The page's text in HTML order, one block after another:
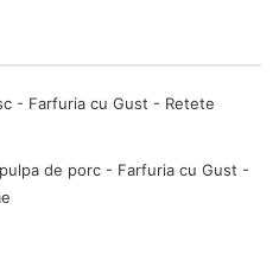
- Farfuria cu Gust - Retete
de porc - Farfuria cu Gust -